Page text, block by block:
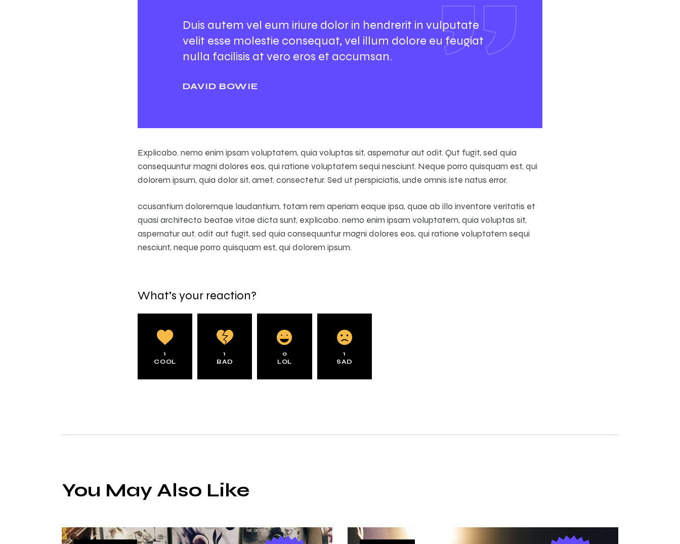
Duis autem vel eum iriure dolor in hendrerit in vulputate
velit esse molestie consequat, vel illum dolore eu feugiat
nulla facilisis at vero eros et accumsan.
DAVID BOWIE
Explicabo. nemo enim ipsam voluptatem, quia voluptas sit, aspernatur aut odit. Qut fugit, sed quia
consequuntur magni dolores eos, qui ratione voluptatem sequi nesciunt. Neque porro quisquam est, qui
dolorem ipsum, quia dolor sit, amet, consectetur. Sed ut perspiciatis, unde omnis iste natus error.
ccusantium doloremque laudantium, totam rem aperiam eaque ipsa, quae ab illo inventore veritatis et
quasi architecto beatae vitae dicta sunt, explicabo. nemo enim ipsam voluptatem, quia voluptas sit,
aspernatur aut. odit aut fugit, sed quia consequuntur magni dolores eos, qui ratione voluptatem sequi
nesciunt, neque porro quisquam est, qui dolorem ipsum.
What's your reaction?
1
COOL
1
BAD
0
LOL
1
SAD
You May Also Like